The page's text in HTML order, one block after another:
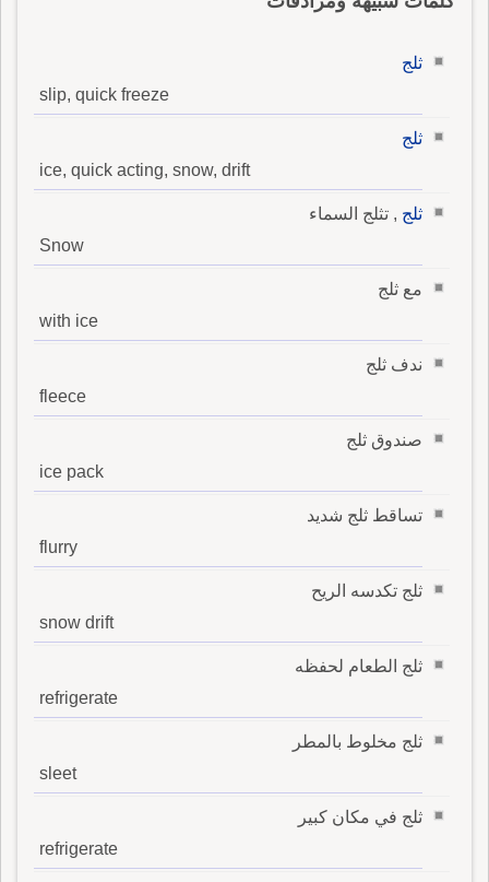
ثلج
slip, quick freeze
ثلج
ice, quick acting, snow, drift
ثلج , تثلج السماء
Snow
مع ثلج
with ice
ندف ثلج
fleece
صندوق ثلج
ice pack
تساقط ثلج شديد
flurry
ثلج تكدسه الريح
snow drift
ثلج الطعام لحفظه
refrigerate
ثلج مخلوط بالمطر
sleet
ثلج في مكان كبير
refrigerate